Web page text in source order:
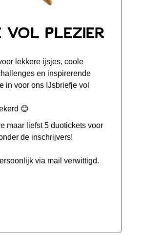
vol plezier
lekkere ijsjes, coole
en inspirerende
in voor ons IJsbriefje vol
😊
maar liefst 5 duotickets voor
de inschrijvers!
via mail verwittigd.